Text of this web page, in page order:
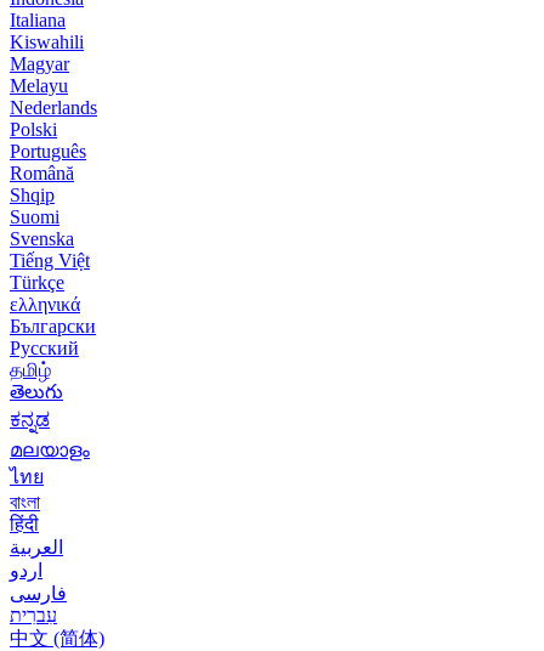
Italiana
Kiswahili
Magyar
Melayu
Nederlands
Polski
Português
Română
Shqip
Suomi
Svenska
Tiếng Việt
Türkçe
ελληνικά
Български
Русский
தமிழ்
తెలుగు
ಕನ್ನಡ
മലയാളം
ไทย
বাংলা
हिंदी
العربية
اردو
فارسی
עִברִית
中文 (简体)